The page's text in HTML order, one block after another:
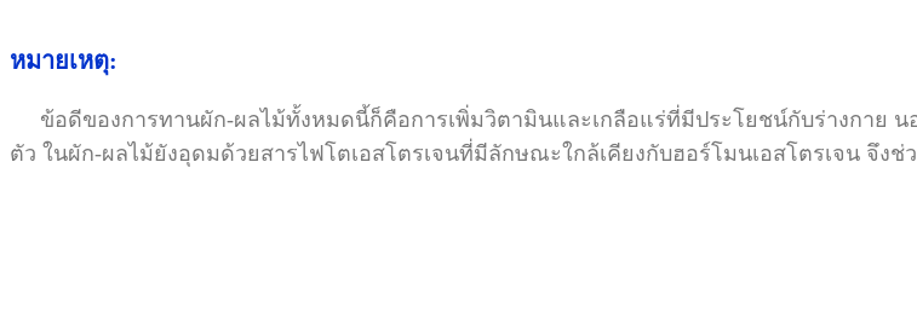
หมายเหตุ:
ข้อดีของการทานผัก-ผลไม้ทั้งหมดนี้ก็คือการเพิ่มวิตามินและเกลือแร่ที่มีประโยชน์กับร่างกาย น
ตัว ในผัก-ผลไม้ยังอุดมด้วยสารไฟโตเอสโตรเจนที่มีลักษณะใกล้เคียงกับฮอร์โมนเอสโตรเจน จึงช่